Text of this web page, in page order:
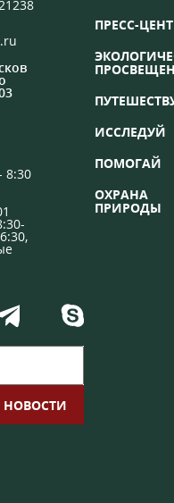
8:30
ПРЕСС-
ИССЛЕДУЙ
ПОМОГАЙ
ОХРАНА
ПРИРОДЫ